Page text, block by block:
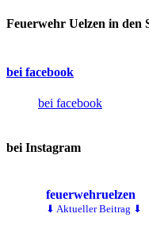
Feuerwehr Uelzen in den
bei facebook
bei facebook
bei Instagram
feuerwehruelzen
⬇ Aktueller Beitrag ⬇